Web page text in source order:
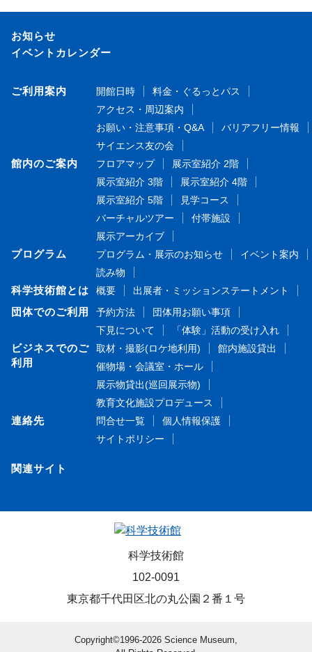
お知らせ
イベントカレンダー
ご利用案内 開館日時
料金・ぐるっとパス
アクセス・周辺案内
お願い・注意事項・Q&A
バリアフリー情報
サイエンス友の会
館内のご案内 フロアマップ
展示室紹介 2階
展示室紹介 3階
展示室紹介 4階
展示室紹介 5階
見学コース
バーチャルツアー
付帯施設
展示アーカイブ
プログラム プログラム・展示のお知らせ
イベント案内
読み物
科学技術館とは 概要 出展者・ミッションステートメント
団体でのご利用 予約方法
団体用お願い事項
下見について
「体験」活動の受け入れ
ビジネスでのご
利用
取材・撮影(ロケ地利用)
館内施設貸出
催物場・会議室・ホール
展示物貸出(巡回展示物)
教育文化施設プロデュース
連絡先 問合せ一覧
個人情報保護
サイトポリシー
関連サイト
科学技術館
102-0091
東京都千代田区北の丸公園２番１号
Copyright©1996-2026 Science Museum,